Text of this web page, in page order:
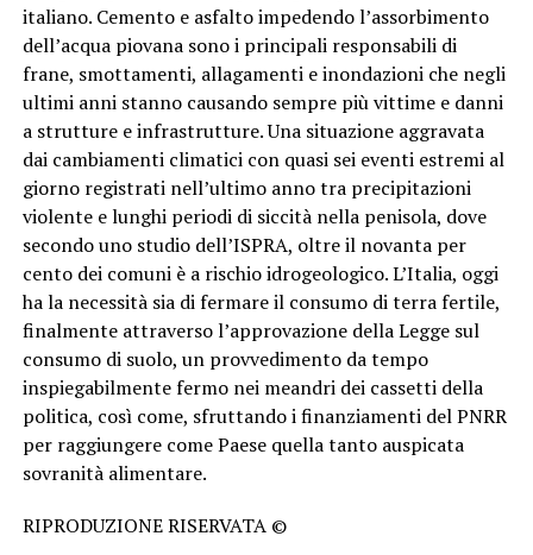
italiano. Cemento e asfalto impedendo l’assorbimento
dell’acqua piovana sono i principali responsabili di
frane, smottamenti, allagamenti e inondazioni che negli
ultimi anni stanno causando sempre più vittime e danni
a strutture e infrastrutture. Una situazione aggravata
dai cambiamenti climatici con quasi sei eventi estremi al
giorno registrati nell’ultimo anno tra precipitazioni
violente e lunghi periodi di siccità nella penisola, dove
secondo uno studio dell’ISPRA, oltre il novanta per
cento dei comuni è a rischio idrogeologico. L’Italia, oggi
ha la necessità sia di fermare il consumo di terra fertile,
finalmente attraverso l’approvazione della Legge sul
consumo di suolo, un provvedimento da tempo
inspiegabilmente fermo nei meandri dei cassetti della
politica, così come, sfruttando i finanziamenti del PNRR
per raggiungere come Paese quella tanto auspicata
sovranità alimentare.
RIPRODUZIONE RISERVATA ©